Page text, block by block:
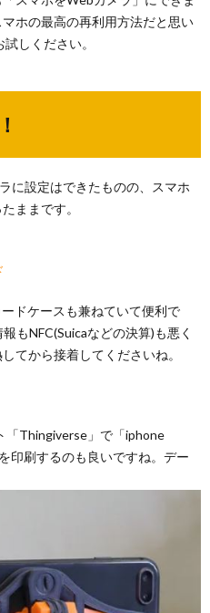
ホの最高の再利用方法だと思い
しください。
に設定はできたものの、スマホ
ままです。
ドケースも兼ねていて便利で
もNFC(Suicaなどの決算)も悪く
てから接着してくださいね。
「Thingiverse」で「iphone
印刷するのも良いですね。デー